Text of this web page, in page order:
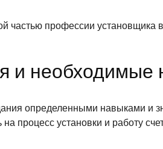
частью профессии установщика
и необходимые
определенными навыками
процесс установки и работу